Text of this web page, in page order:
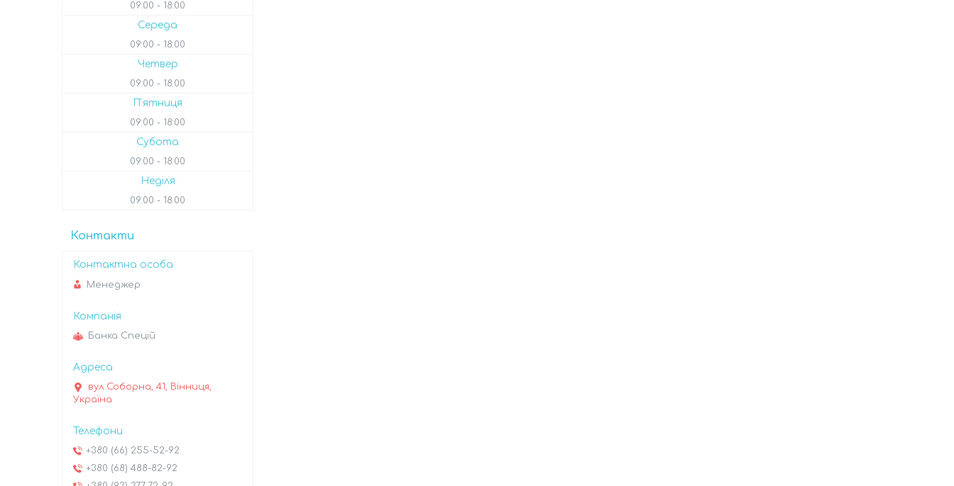
09:00 18:00
Середа
09:00 18:00
Четвер
09:00 18:00
Пʼятниця
09:00 18:00
Субота
09:00 18:00
Неділя
09:00 18:00
Контакти
Менеджер
Банка Спецій
вул.Соборна, 41, Вінниця,
Україна
+380 (66) 255-52-92
+380 (68) 488-82-92